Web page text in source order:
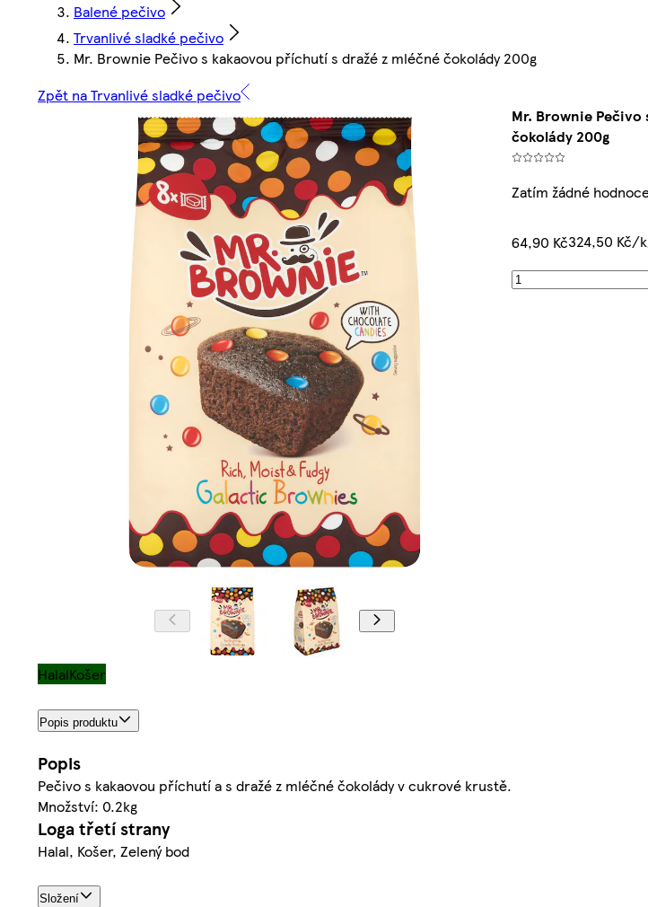
Balené pečivo
Trvanlivé sladké pečivo
Mr. Brownie Pečivo s kakaovou příchutí s dražé z mléčné čokolády 200g
Zpět na Trvanlivé sladké pečivo
Mr. Brownie
čokolády 200g
Zatím žádné
64,90 Kč324,50 Kč/
HalalKošer
Popis produktu
Popis
Pečivo s kakaovou příchutí a s dražé z mléčné čokolády v cukrové krustě.
Množství: 0.2kg
Loga třetí strany
Halal, Košer, Zelený bod
Složení